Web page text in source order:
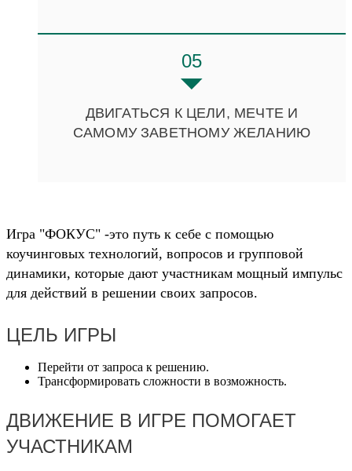
Игра "ФОКУС" -это путь к себе с помощью
коучинговых технологий, вопросов и групповой
динамики, которые дают участникам мощный импульс
для действий в решении своих запросов.
ЦЕЛЬ ИГРЫ
Перейти от запроса к решению.
Трансформировать сложности в возможность.
ДВИЖЕНИЕ В ИГРЕ ПОМОГАЕТ
УЧАСТНИКАМ
05
ДВИГАТЬСЯ К ЦЕЛИ, МЕЧТЕ И
САМОМУ ЗАВЕТНОМУ ЖЕЛАНИЮ